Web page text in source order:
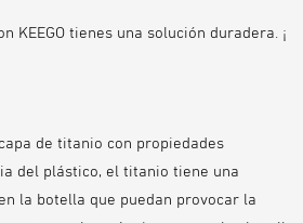
KEEGO tienes una solución duradera. ¡
de titanio con propiedades
del plástico, el titanio tiene una
la botella que puedan provocar la